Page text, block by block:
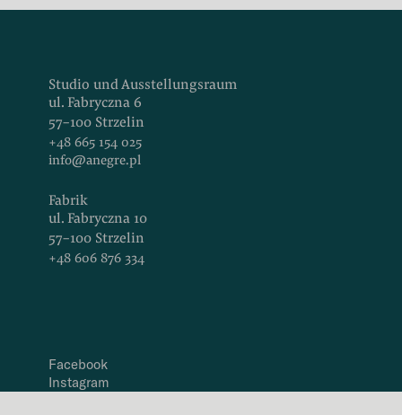
Studio und Ausstellungsraum
ul. Fabryczna 6
57-100 Strzelin
+48 665 154 025
info@anegre.pl
Fabrik
ul. Fabryczna 10
57-100 Strzelin
+48 606 876 334
Facebook
Instagram